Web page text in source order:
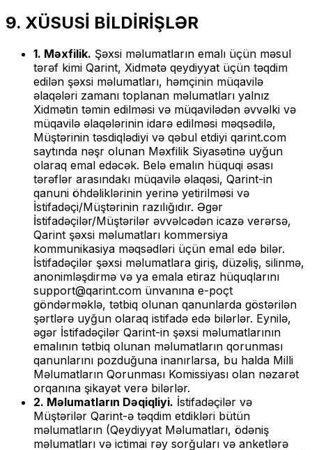
9. XÜSUSİ BİLDİRİŞLƏR
1. Məxfilik. Şəxsi məlumatların emalı üçün məsul
tərəf kimi Qarint, Xidmətə qeydiyyat üçün təqdim
edilən şəxsi məlumatları, həmçinin müqavilə
əlaqələri zamanı toplanan məlumatları yalnız
Xidmətin təmin edilməsi və müqavilədən əvvəlki və
müqavilə əlaqələrinin idarə edilməsi məqsədilə,
Müştərinin təsdiqlədiyi və qəbul etdiyi qarint.com
saytında nəşr olunan Məxfilik Siyasətinə uyğun
olaraq emal edəcək. Belə emalın hüquqi əsası
tərəflər arasındakı müqavilə əlaqəsi, Qarint-in
qanuni öhdəliklərinin yerinə yetirilməsi və
İstifadəçi/Müştərinin razılığıdır. Əgər
İstifadəçilər/Müştərilər əvvəlcədən icazə verərsə,
Qarint şəxsi məlumatları kommersiya
kommunikasiya məqsədləri üçün emal edə bilər.
İstifadəçilər şəxsi məlumatlara giriş, düzəliş, silinmə,
anonimləşdirmə və ya emala etiraz hüquqlarını
support@qarint.com ünvanına e-poçt
göndərməklə, tətbiq olunan qanunlarda göstərilən
şərtlərə uyğun olaraq istifadə edə bilərlər. Eynilə,
əgər İstifadəçilər Qarint-in şəxsi məlumatlarının
emalının tətbiq olunan məlumatların qorunması
qanunlarını pozduğuna inanırlarsa, bu halda Milli
Məlumatların Qorunması Komissiyası olan nəzarət
orqanına şikayət verə bilərlər.
2. Məlumatların Dəqiqliyi. İstifadəçilər və
Müştərilər Qarint-ə təqdim etdikləri bütün
məlumatların (Qeydiyyat Məlumatları, ödəniş
məlumatları və ictimai rəy sorğuları və anketlərə